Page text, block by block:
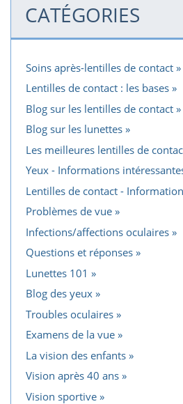
CATÉGORIES
Soins après-lentilles de contact
Lentilles de contact : les bases
Blog sur les lentilles de contact
Blog sur les lunettes
Les meilleures lentilles de
Yeux - Informations
Lentilles de contact -
Problèmes de vue
Infections/affections oculaires
Questions et réponses
Lunettes 101
Blog des yeux
Troubles oculaires
Examens de la vue
La vision des enfants
Vision après 40 ans
Vision sportive